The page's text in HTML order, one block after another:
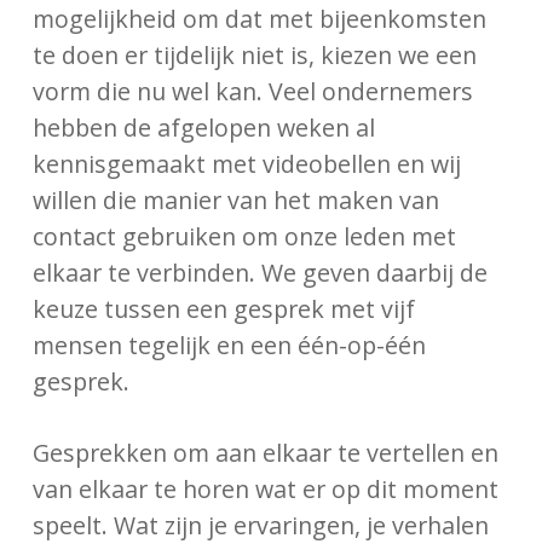
mogelijkheid om dat met bijeenkomsten
te doen er tijdelijk niet is, kiezen we een
vorm die nu wel kan. Veel ondernemers
hebben de afgelopen weken al
kennisgemaakt met videobellen en wij
willen die manier van het maken van
contact gebruiken om onze leden met
elkaar te verbinden. We geven daarbij de
keuze tussen een gesprek met vijf
mensen tegelijk en een één-op-één
gesprek.
Gesprekken om aan elkaar te vertellen en
van elkaar te horen wat er op dit moment
speelt. Wat zijn je ervaringen, je verhalen